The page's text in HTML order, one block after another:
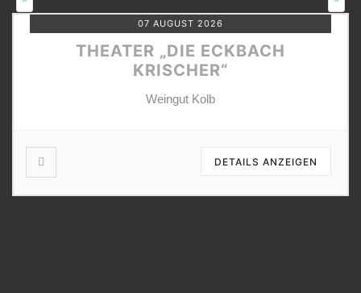
07 AUGUST 2026
THEATER „DIE ECKBACH
KRISCHER“
Weingut Kolb
DETAILS ANZEIGEN